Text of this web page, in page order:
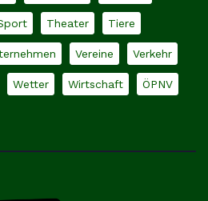
Theater Tiere
Vereine Verkehr
Wetter Wirtschaft ÖPNV